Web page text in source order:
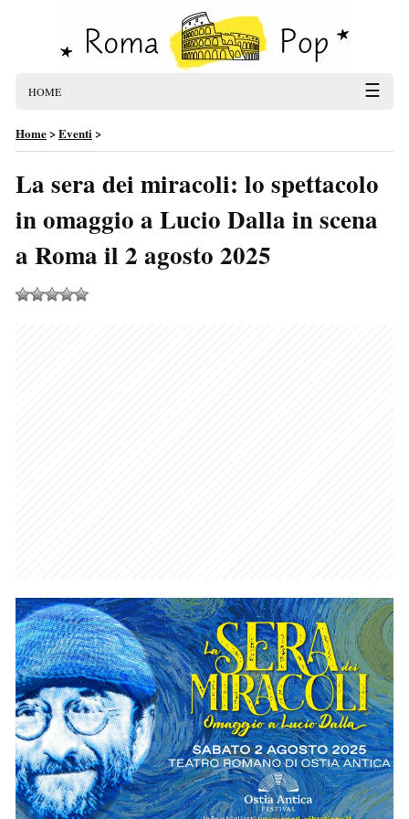
HOME ☰
Home>Eventi>
La sera dei miracoli: lo spettacolo
in omaggio a Lucio Dalla in scena
a Roma il 2 agosto 2025